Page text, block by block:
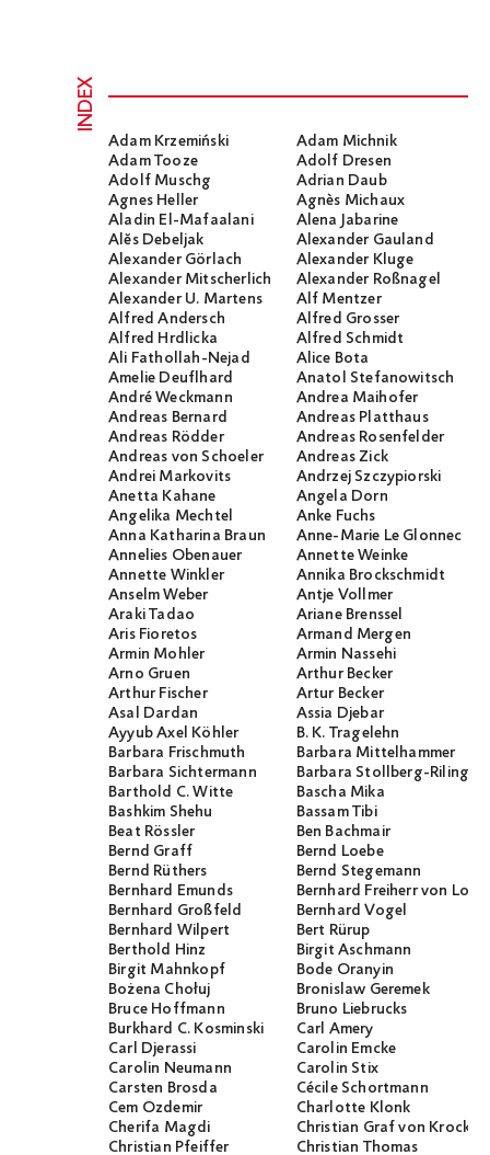
INDEX
Adam Krzemiński
Adam Michnik
Adam Tooze
Adolf Dresen
Adolf Muschg
Adrian Daub
Agnes Heller
Agnès Michaux
Aladin El-Mafaalani
Alena Jabarine
Alĕs Debeljak
Alexander Gauland
Alexander Görlach
Alexander Kluge
Alexander Mitscherlich
Alexander Roßnagel
Alexander U. Martens
Alf Mentzer
Alfred Andersch
Alfred Grosser
Alfred Hrdlicka
Alfred Schmidt
Ali Fathollah-Nejad
Alice Bota
Amelie Deuflhard
Anatol Stefanowitsch
André Weckmann
Andrea Maihofer
Andreas Bernard
Andreas Platthaus
Andreas Rödder
Andreas Rosenfelder
Andreas von Schoeler
Andreas Zick
Andrei Markovits
Andrzej Szczypiorski
Anetta Kahane
Angela Dorn
Angelika Mechtel
Anke Fuchs
Anna Katharina Braun
Anne-Marie Le Glonnec
Annelies Obenauer
Annette Weinke
Annette Winkler
Annika Brockschmidt
Anselm Weber
Antje Vollmer
Araki Tadao
Ariane Brenssel
Aris Fioretos
Armand Mergen
Armin Mohler
Armin Nassehi
Arno Gruen
Arthur Becker
Arthur Fischer
Artur Becker
Asal Dardan
Assia Djebar
Ayyub Axel Köhler
B. K. Tragelehn
Barbara Frischmuth
Barbara Mittelhammer
Barbara Sichtermann
Barbara Stollberg-Rilinger
Barthold C. Witte
Bascha Mika
Bashkim Shehu
Bassam Tibi
Beat Rössler
Ben Bachmair
Bernd Graff
Bernd Loebe
Bernd Rüthers
Bernd Stegemann
Bernhard Emunds
Bernhard Freiherr von
Bernhard Großfeld
Bernhard Vogel
Bernhard Wilpert
Bert Rürup
Berthold Hinz
Birgit Aschmann
Birgit Mahnkopf
Bode Oranyin
Bożena Chołuj
Bronislaw Geremek
Bruce Hoffmann
Bruno Liebrucks
Burkhard C. Kosminski
Carl Amery
Carl Djerassi
Carolin Emcke
Carolin Neumann
Carolin Stix
Carsten Brosda
Cécile Schortmann
Cem Özdemir
Charlotte Klonk
Cherifa Magdi
Christian Graf von
Christian Pfeiffer
Christian Thomas